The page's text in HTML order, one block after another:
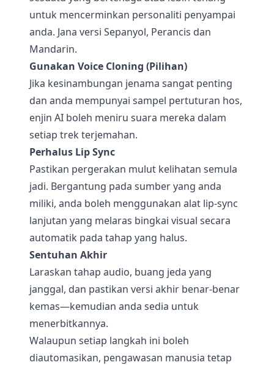
untuk mencerminkan personaliti penyampai
anda. Jana versi Sepanyol, Perancis dan
Mandarin.
Gunakan Voice Cloning (Pilihan)
Jika kesinambungan jenama sangat penting
dan anda mempunyai sampel pertuturan hos,
enjin AI boleh meniru suara mereka dalam
setiap trek terjemahan.
Perhalus Lip Sync
Pastikan pergerakan mulut kelihatan semula
jadi. Bergantung pada sumber yang anda
miliki, anda boleh menggunakan alat lip-sync
lanjutan yang melaras bingkai visual secara
automatik pada tahap yang halus.
Sentuhan Akhir
Laraskan tahap audio, buang jeda yang
janggal, dan pastikan versi akhir benar-benar
kemas—kemudian anda sedia untuk
menerbitkannya.
Walaupun setiap langkah ini boleh
diautomasikan, pengawasan manusia tetap